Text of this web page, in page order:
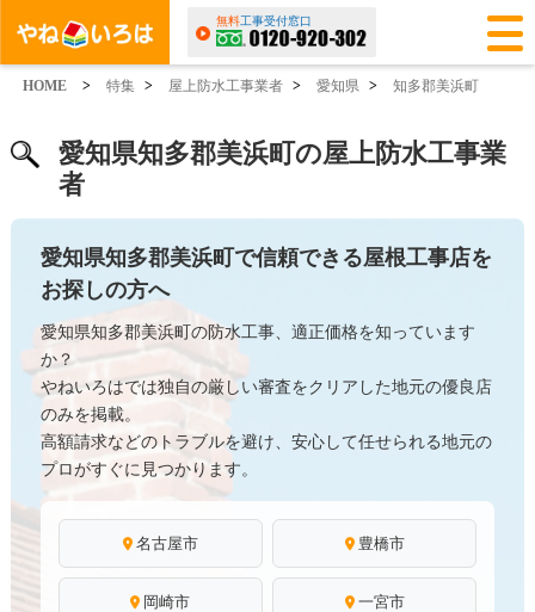
無料工事受付窓口
HOME > 特集 > 屋上防水工事業者 > 愛知県 > 知多郡美浜町
愛知県知多郡美浜町の屋上防水工事業
者
愛知県知多郡美浜町で信頼できる屋根工事店を
お探しの方へ
愛知県知多郡美浜町の防水工事、適正価格を知っています
か？
やねいろはでは独自の厳しい審査をクリアした地元の優良店
のみを掲載。
高額請求などのトラブルを避け、安心して任せられる地元の
プロがすぐに見つかります。
名古屋市 豊橋市
岡崎市 一宮市